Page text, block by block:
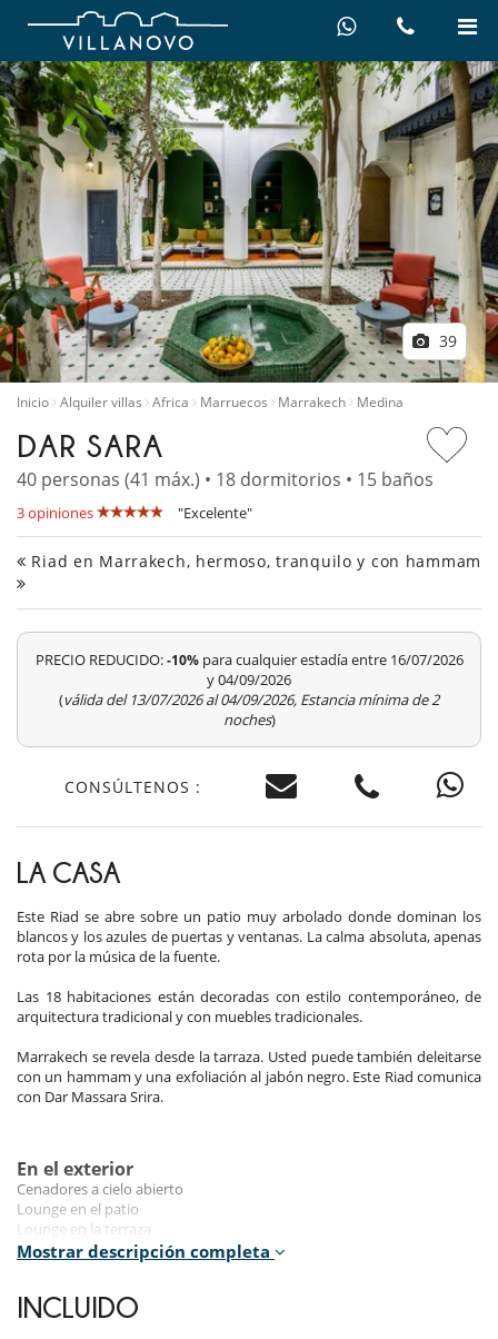
39
Inicio Alquiler villas Africa Marruecos Marrakech Medina
DAR SARA
40 personas (41 máx.) • 18 dormitorios • 15 baños
3 opiniones "Excelente"
Riad en Marrakech, hermoso, tranquilo y con hammam
PRECIO REDUCIDO:-10%para cualquier estadía entre 16/07/2026
y 04/09/2026
(válida del 13/07/2026 al 04/09/2026, Estancia mínima de 2
noches)
CONSÚLTENOS :
LA CASA
Este Riad se abre sobre un patio muy arbolado donde dominan los
blancos y los azules de puertas y ventanas. La calma absoluta, apenas
rota por la música de la fuente.
Las 18 habitaciones están decoradas con estilo contemporáneo, de
arquitectura tradicional y con muebles tradicionales.
Marrakech se revela desde la tarraza. Usted puede también deleitarse
con un hammam y una exfoliación al jabón negro. Este Riad comunica
con Dar Massara Srira.
En el exterior
Cenadores a cielo abierto
Lounge en el patio
Lounge en la terraza
Cuna
Mostrar descripción completa
INCLUIDO